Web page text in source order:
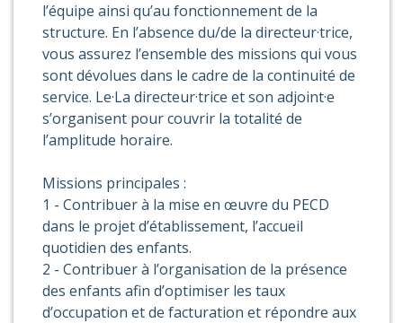
l’équipe ainsi qu’au fonctionnement de la
structure. En l’absence du/de la directeur·trice,
vous assurez l’ensemble des missions qui vous
sont dévolues dans le cadre de la continuité de
service. Le·La directeur·trice et son adjoint·e
s’organisent pour couvrir la totalité de
l’amplitude horaire.
Missions principales :
1 - Contribuer à la mise en œuvre du PECD
dans le projet d’établissement, l’accueil
quotidien des enfants.
2 - Contribuer à l’organisation de la présence
des enfants afin d’optimiser les taux
d’occupation et de facturation et répondre aux